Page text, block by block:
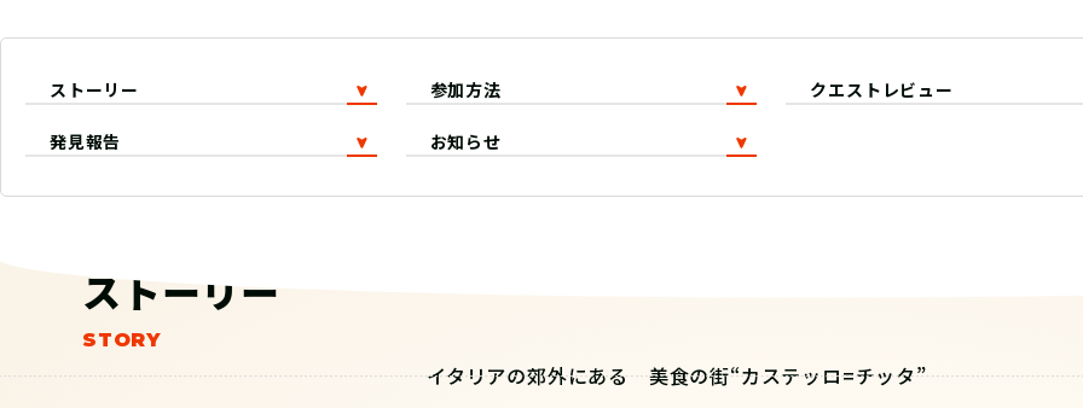
ストーリー 参加方法 クエストレビュー
発見報告 お知らせ
ストーリー
イタリアの郊外にある 美食の街“カステッロ=チッタ”